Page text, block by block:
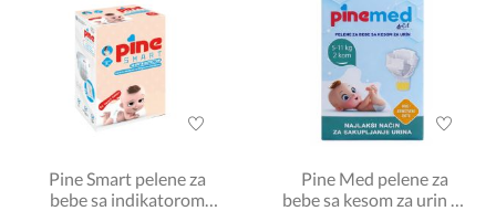
Pine Smart pelene za
bebe sa indikatorom
Pine Med pelene za
bebe sa kesom za urin 5-